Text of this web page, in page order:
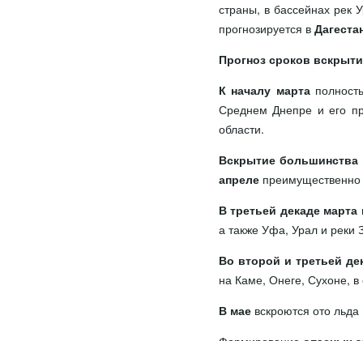
страны, в бассейнах рек
прогнозируется в
Прогноз сроков
К началу марта
Среднем Днепре и его
области.
Вскрытие
апреле
В третьей декаде
а также Уфа, Урал и реки
Во второй и третьей
на Каме, Онеге, Сухоне,
В мае вскроются ото